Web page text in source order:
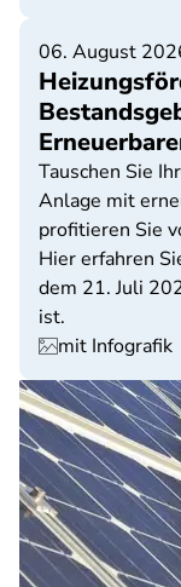
06. August
Tauschen Sie
Anlage mit
profitieren Sie
Hier erfahren
dem 21. Juli
ist.
mit Infografik